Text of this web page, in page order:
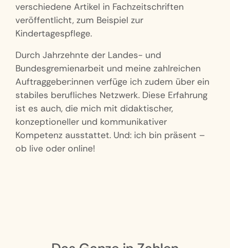
verschiedene Artikel in Fachzeitschriften
veröffentlicht, zum Beispiel zur
Kindertagespflege.
Durch Jahrzehnte der Landes- und
Bundesgremienarbeit und meine zahlreichen
Auftraggeber:innen verfüge ich zudem über ein
stabiles berufliches Netzwerk. Diese Erfahrung
ist es auch, die mich mit didaktischer,
konzeptioneller und kommunikativer
Kompetenz ausstattet. Und: ich bin präsent –
ob live oder online!